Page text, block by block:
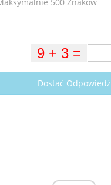
Dostać Odpowiedź